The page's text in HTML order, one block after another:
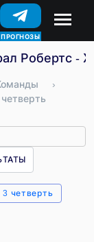
ПРОГНОЗЫ
Робертс
›
3 четверть